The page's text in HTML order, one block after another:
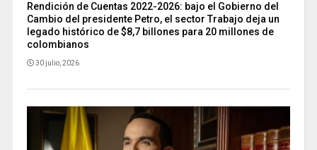
Rendición de Cuentas 2022-2026: bajo el Gobierno del
Cambio del presidente Petro, el sector Trabajo deja un
legado histórico de $8,7 billones para 20 millones de
colombianos
30 julio, 2026